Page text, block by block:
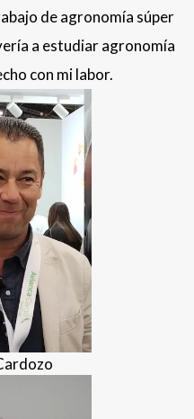
de agronomía súper
a estudiar agronomía
con mi labor.